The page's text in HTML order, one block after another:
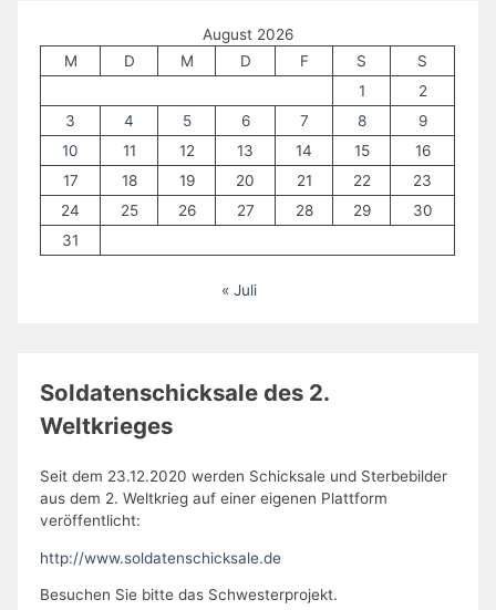
August 2026
M
D M D F S
S
1
2
3
4 5 6 7 8
9
10
11 12 13 14 15
16
17
18 19 20 21 22
23
24
25 26 27 28 29
30
31
« Juli
Soldatenschicksale des 2.
Weltkrieges
Seit dem 23.12.2020 werden Schicksale und Sterbebilder
aus dem 2. Weltkrieg auf einer eigenen Plattform
veröffentlicht:
http://www.soldatenschicksale.de
Besuchen Sie bitte das Schwesterprojekt.